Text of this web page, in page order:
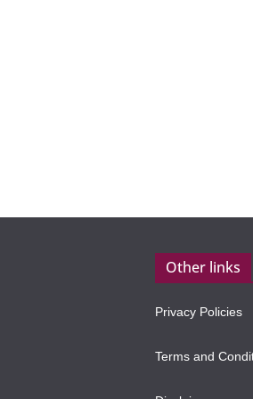
Other links
Privacy Policies
Terms and